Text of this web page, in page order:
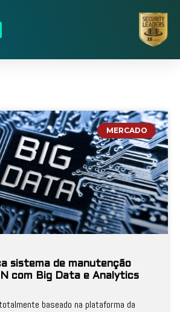
MERCADO
sistema de manutenção
com Big Data e Analytics
baseado na plataforma da